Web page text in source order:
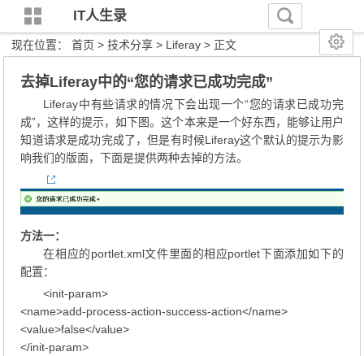
IT人生录
现在位置：首页 >技术分享 > Liferay > 正文
去掉Liferay中的“您的请求已成功完成”
Liferay中有些请求的情况下会出现一个“您的请求已成功完
成”，这样的提示，如下图。这个本来是一个好东西，能够让用户
知道请求是成功完成了，但是有时候Liferay这个默认的提示为影
响我们的版面，下面是提供两种去掉的方法。
方法一：
在相应的portlet.xml文件里面的相应portlet下面添加如下的
配置：
<init-param>
<name>add-process-action-success-action</name>
<value>false</value>
</init-param>